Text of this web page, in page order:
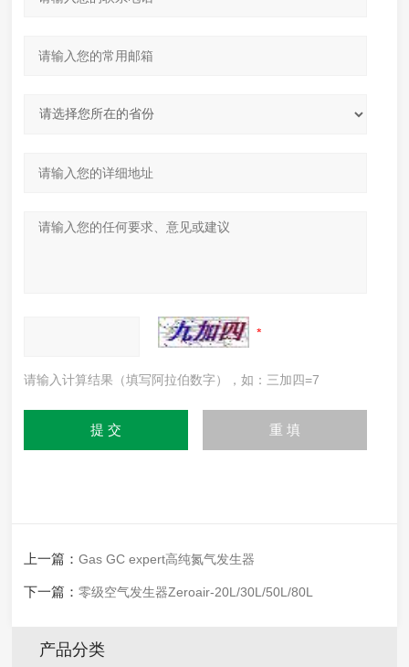
请输入计算结果（填写阿拉伯数字），如：三加四=7
上一篇：Gas GC expert高纯氮气发生器
下一篇：零级空气发生器Zeroair-20L/30L/50L/80L
产品分类